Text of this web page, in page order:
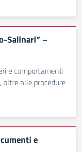
Salinari” –
e comportamenti
oltre alle procedure
e